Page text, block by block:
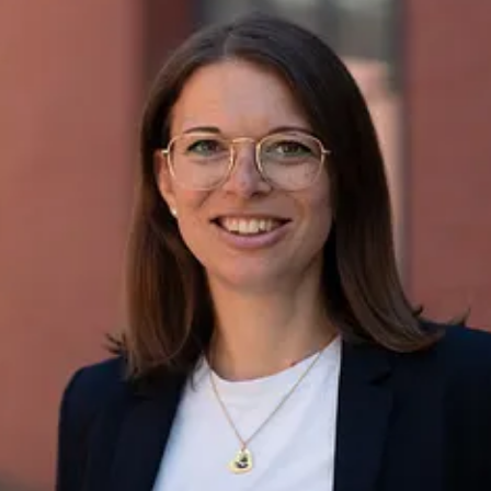
weitere wichtige Komponenten für Truck, Trailer und Bus.
Transportunternehmen bietet die BPW Gruppe umfassende
Mobilitätsdienste. Sie reichen vom weltweiten Servicenetz über
Ersatzteilversorgung bis zur intelligenten Vernetzung von Fahrzeug,
Fahrer und Fracht. Die inhabergeführte Unternehmensgruppe
beschäftigt aktuell 7.200 Mitarbeiter in über 50 Ländern und
erzielte 2017 einen konsolidierten Umsatz von 1,48 Milliarden Euro.
www.bpw.de